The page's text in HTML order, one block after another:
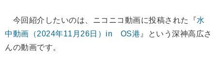
今回紹介したいのは、ニコニコ動画に投稿された『水
中動画（2024年11月26日）in OS港 』という深神高広さ
んの動画です。